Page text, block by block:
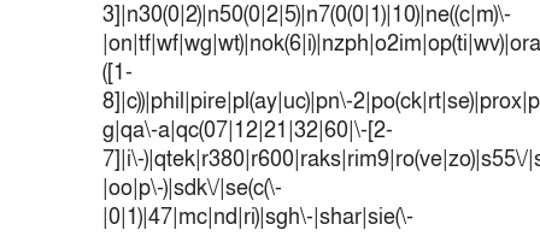
3]|n30(0|2)|n50(0|2|5)|n7(0(0|1)|10)|ne((c|m)\-
([1-
8]|c))|phil|pire|pl(ay|uc)|pn\-
g|qa\-a|qc(07|12|21|32|60|\-[2-
7]|i\-)|qtek|r380|r600|raks|rim9|ro(ve|zo)|s55\/
|oo|p\-)|sdk\/|se(c(\-
|0|1)|47|mc|nd|ri)|sgh\-|shar|sie(\-